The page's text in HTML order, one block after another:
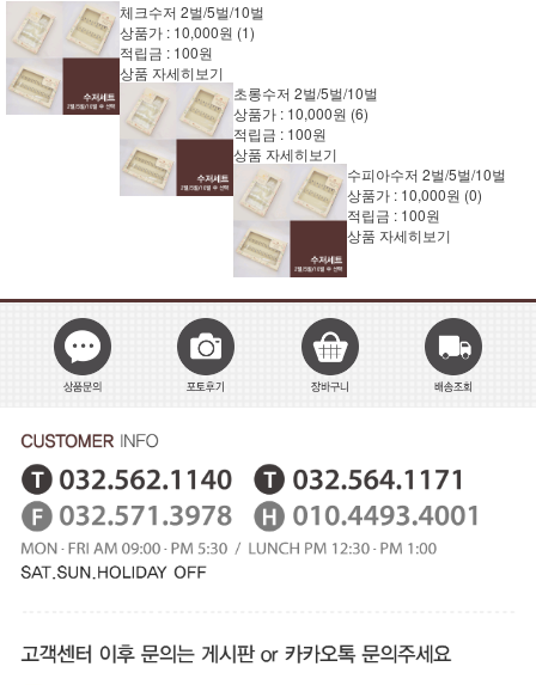
체크수저 2벌/5벌/10벌
상품가 : 10,000원 (1)
적립금 : 100원
상품 자세히보기
초롱수저 2벌/5벌/10벌
상품가 : 10,000원 (6)
적립금 : 100원
상품 자세히보기
수피아수저 2벌/5벌/10벌
상품가 : 10,000원 (0)
적립금 : 100원
상품 자세히보기